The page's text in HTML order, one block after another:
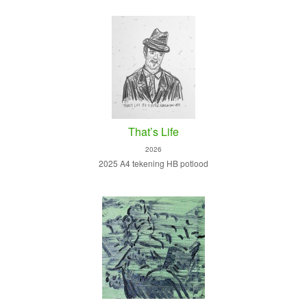
That’s Life
2026
2025 A4 tekening HB potlood